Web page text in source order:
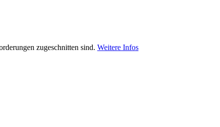
zugeschnitten sind. Weitere Infos